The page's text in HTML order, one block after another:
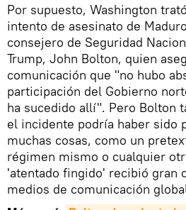
Por supuesto, Washington
intento de asesinato de
consejero de Seguridad
Trump, John Bolton, quien
comunicación que "no hubo
participación del Gobierno
ha sucedido allí". Pero Bolton
el incidente podría haber sido
muchas cosas, como un
régimen mismo o cualquier
'atentado fingido' recibió gran
medios de comunicación